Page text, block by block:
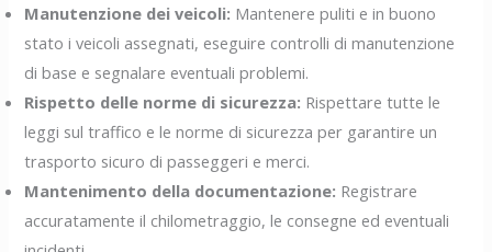
Manutenzione dei veicoli: Mantenere puliti e in buono
stato i veicoli assegnati, eseguire controlli di manutenzione
di base e segnalare eventuali problemi.
Rispetto delle norme di sicurezza: Rispettare tutte le
leggi sul traffico e le norme di sicurezza per garantire un
trasporto sicuro di passeggeri e merci.
Mantenimento della documentazione: Registrare
accuratamente il chilometraggio, le consegne ed eventuali